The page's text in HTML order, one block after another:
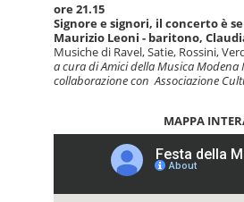
ore 21.15
Signore e signori, il concerto è
Maurizio Leoni - baritono,
Musiche di Ravel, Satie, Rossini,
a cura di Amici della Musica Modena
collaborazione con Associazione
MAPPA